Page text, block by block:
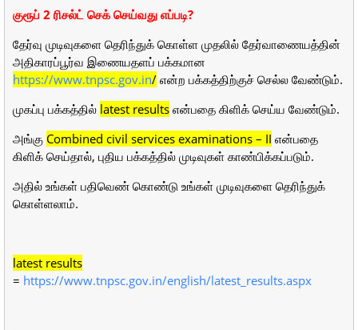
குரூப் 2 ரிசல்ட் செக் செய்வது எப்படி?
தேர்வு முடிவுகளை தெரிந்துக் கொள்ள முதலில் தேர்வாணையத்தின்
அதிகாரப்பூர்வ இணையதளப் பக்கமான
https://www.tnpsc.gov.in/ என்ற பக்கத்திற்குச் செல்ல வேண்டும்.
முகப்பு பக்கத்தில் latest results என்பதை கிளிக் செய்ய வேண்டும்.
அங்கு Combined civil services examinations – II என்பதை
கிளிக் செய்தால், புதிய பக்கத்தில் முடிவுகள் காண்பிக்கப்படும்.
அதில் உங்கள் பதிவெண் கொண்டு உங்கள் முடிவுகளை தெரிந்துக்
கொள்ளலாம்.
latest results
= https://www.tnpsc.gov.in/english/latest_results.aspx